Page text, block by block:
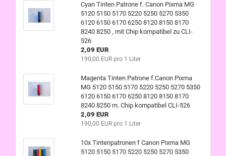
Cyan Tinten Patrone f. Canon Pixma MG
5120 5150 5170 5220 5250 5270 5350
6120 6150 6170 6250 8120 8150 8170
8240 8250 , mit Chip kompatibel zu CLI-
526
2,09 EUR
190,00 EUR pro 1 Liter
Magenta Tinten Patrone f.Canon Pixma
MG 5120 5150 5170 5220 5250 5270 5350
6120 6150 6170 6250 8120 8150 8170
8240 8250 m. Chip kompatibel CLI-526
2,09 EUR
190,00 EUR pro 1 Liter
10x Tintenpatronen f Canon Pixma MG
5120 5150 5170 5220 5250 5270 5350